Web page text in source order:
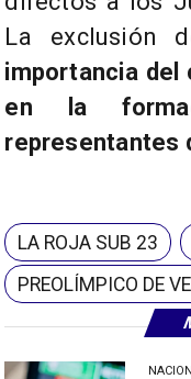
La exclusión
importancia del
en la
representantes
LA ROJA SUB 23
PREOLÍMPICO DE